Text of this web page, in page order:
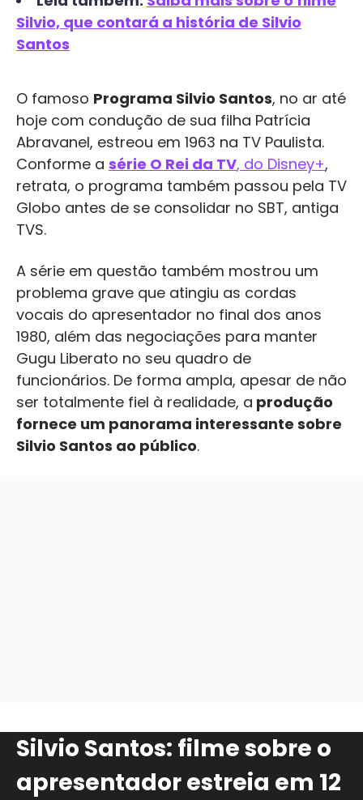
Silvio, que contará a história de Silvio
Santos
O famoso Programa Silvio Santos, no ar até
hoje com condução de sua filha Patrícia
Abravanel, estreou em 1963 na TV Paulista.
Conforme a série O Rei da TV, do Disney+,
retrata, o programa também passou pela TV
Globo antes de se consolidar no SBT, antiga
TVS.
A série em questão também mostrou um
problema grave que atingiu as cordas
vocais do apresentador no final dos anos
1980, além das negociações para manter
Gugu Liberato no seu quadro de
funcionários. De forma ampla, apesar de não
ser totalmente fiel à realidade, a produção
fornece um panorama interessante sobre
Silvio Santos ao público.
Silvio Santos: filme sobre o
apresentador estreia em 12